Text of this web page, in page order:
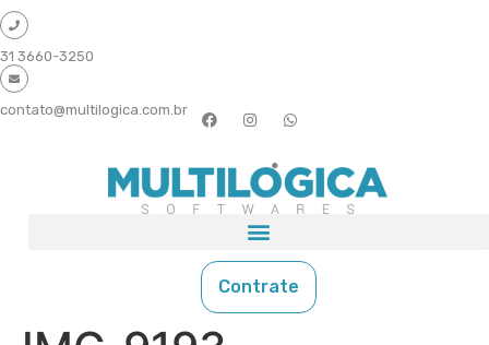
31 3660-3250
contato@multilogica.com.br
Contrate